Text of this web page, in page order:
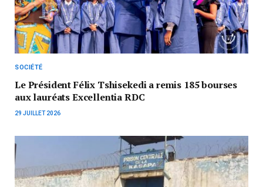
SOCIÉTÉ
Le Président Félix Tshisekedi a remis 185 bourses
aux lauréats Excellentia RDC
29 JUILLET 2026